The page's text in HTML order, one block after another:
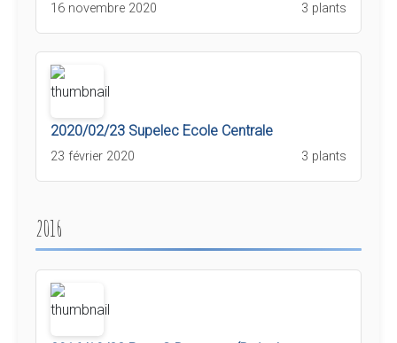
16 novembre 2020 3 plants
2020/02/23 Supelec Ecole Centrale
23 février 2020 3 plants
2016